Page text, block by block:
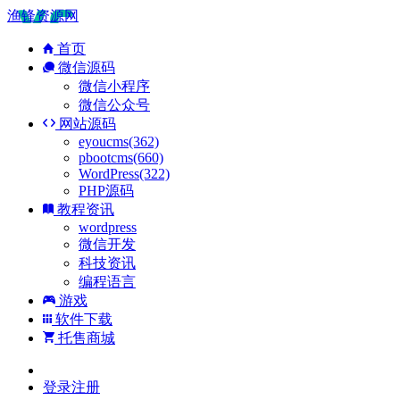
渔锋资源网
首页
微信源码
微信小程序
微信公众号
网站源码
eyoucms(362)
pbootcms(660)
WordPress(322)
PHP源码
教程资讯
wordpress
微信开发
科技资讯
编程语言
游戏
软件下载
托售商城
登录注册